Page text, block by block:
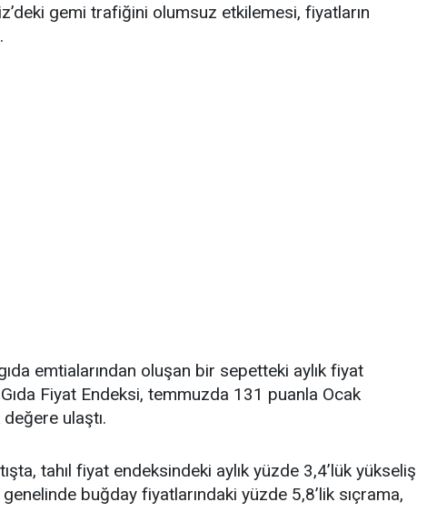
gemi trafiğini olumsuz etkilemesi, fiyatların
emtialarından oluşan bir sepetteki aylık fiyat
Fiyat Endeksi, temmuzda 131 puanla Ocak
ulaştı.
tahıl fiyat endeksindeki aylık yüzde 3,4’lük yükseliş
buğday fiyatlarındaki yüzde 5,8’lik sıçrama,